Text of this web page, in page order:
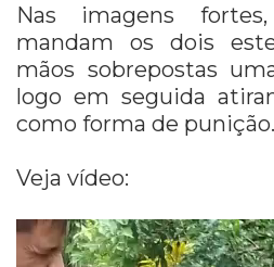
Nas imagens
mandam os dois
mãos sobrepostas
logo em seguida
como forma de punição.
Veja vídeo: